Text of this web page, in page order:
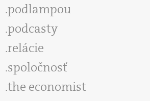
podlampou
podcasty
relácie
spoločnosť
the economist